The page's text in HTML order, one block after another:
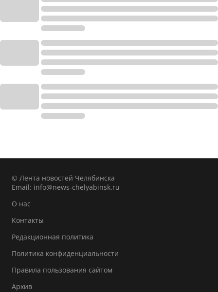
© Лента новостей Челябинска
Email: info@news-chelyabinsk.ru
О нас
Контакты
Редакционная политика
Политика конфиденциальности
Правила пользования сайтом
Архив